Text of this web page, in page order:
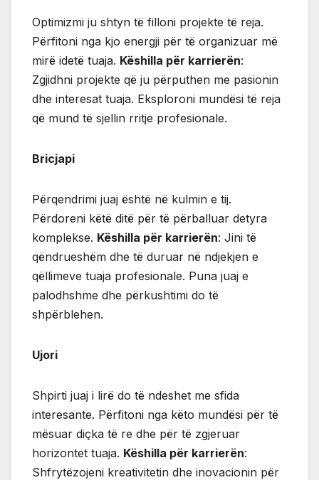
Optimizmi ju shtyn të filloni projekte të reja.
Përfitoni nga kjo energji për të organizuar më
mirë idetë tuaja. Këshilla për karrierën:
Zgjidhni projekte që ju përputhen me pasionin
dhe interesat tuaja. Eksploroni mundësi të reja
që mund të sjellin rritje profesionale.
Bricjapi
Përqendrimi juaj është në kulmin e tij.
Përdoreni këtë ditë për të përballuar detyra
komplekse. Këshilla për karrierën: Jini të
qëndrueshëm dhe të duruar në ndjekjen e
qëllimeve tuaja profesionale. Puna juaj e
palodhshme dhe përkushtimi do të
shpërblehen.
Ujori
Shpirti juaj i lirë do të ndeshet me sfida
interesante. Përfitoni nga këto mundësi për të
mësuar diçka të re dhe për të zgjeruar
horizontet tuaja. Këshilla për karrierën:
Shfrytëzojeni kreativitetin dhe inovacionin për